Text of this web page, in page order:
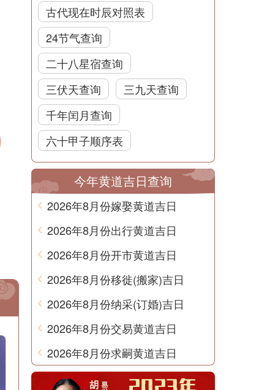
古代现在时辰对照表
24节气查询
二十八星宿查询
三伏天查询
三九天查询
千年闰月查询
六十甲子顺序表
今年黄道吉日查询
2026年8月份嫁娶黄道吉日
2026年8月份出行黄道吉日
2026年8月份开市黄道吉日
2026年8月份移徙(搬家)吉日
2026年8月份纳采(订婚)吉日
2026年8月份交易黄道吉日
2026年8月份求嗣黄道吉日